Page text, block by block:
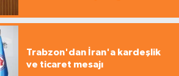
Trabzon'dan İran'a kardeşlik
ve ticaret mesajı